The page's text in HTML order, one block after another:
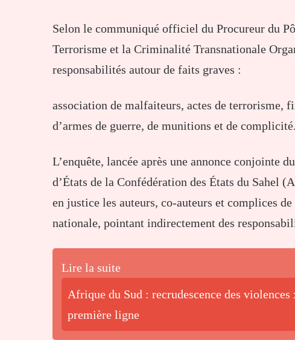
Selon le communiqué officiel du Procureur du
Terrorisme et la Criminalité Transnationale
responsabilités autour de faits graves :
association de malfaiteurs, actes de terrorisme,
d’armes de guerre, de munitions et de complicité.
L’enquête, lancée après une annonce conjointe
d’États de la Confédération des États du Sahel
en justice les auteurs, co-auteurs et complices
nationale, pointant indirectement des
Lire la suite
Afrique du Sud : recrudescence des
première ligne